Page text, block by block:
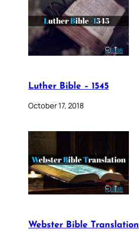
Luther Bible – 1545
October 17, 2018
Webster Bible Translation